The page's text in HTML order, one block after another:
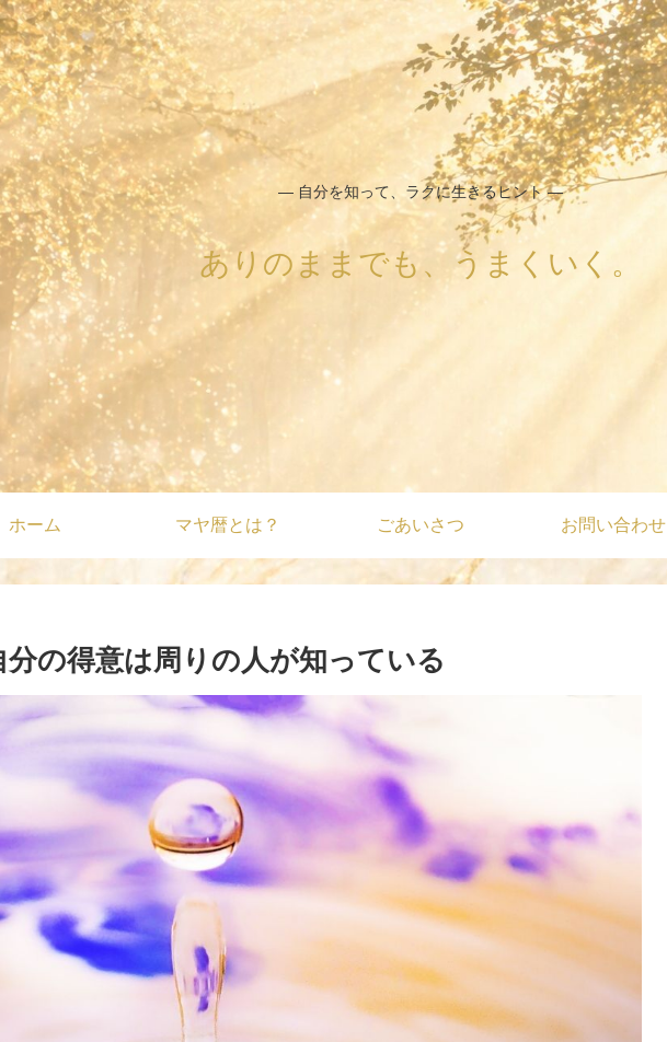
― 自分を知って、ラクに生きるヒント ―
ありのままでも、うまくいく。
ホーム マヤ暦とは？ ごあいさつ お問い合わせ
の得意は周りの人が知っている